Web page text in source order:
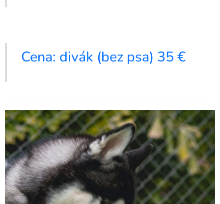
Cena: divák (bez psa) 35 €